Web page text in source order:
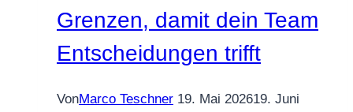
Grenzen, damit dein Team
Entscheidungen trifft
VonMarco Teschner 19. Mai 202619. Juni